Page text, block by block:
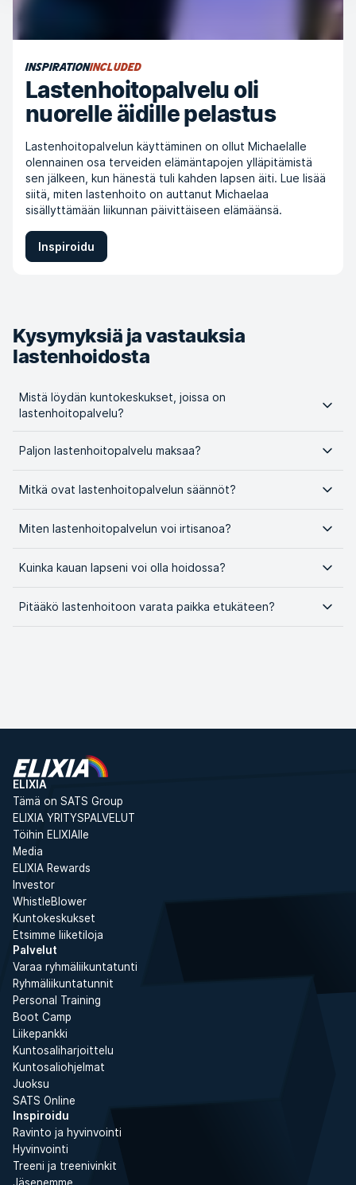
INSPIRATIONINCLUDED
Lastenhoitopalvelu oli
nuorelle äidille pelastus
Lastenhoitopalvelun käyttäminen on ollut Michaelalle
olennainen osa terveiden elämäntapojen ylläpitämistä
sen jälkeen, kun hänestä tuli kahden lapsen äiti. Lue lisää
siitä, miten lastenhoito on auttanut Michaelaa
sisällyttämään liikunnan päivittäiseen elämäänsä.
Inspiroidu
Kysymyksiä ja vastauksia
lastenhoidosta
Mistä löydän kuntokeskukset, joissa on
lastenhoitopalvelu?
Paljon lastenhoitopalvelu maksaa?
Mitkä ovat lastenhoitopalvelun säännöt?
Miten lastenhoitopalvelun voi irtisanoa?
Kuinka kauan lapseni voi olla hoidossa?
Pitääkö lastenhoitoon varata paikka etukäteen?
ELIXIA
Tämä on SATS Group
ELIXIA YRITYSPALVELUT
Töihin ELIXIAlle
Media
ELIXIA Rewards
Investor
WhistleBlower
Kuntokeskukset
Etsimme liiketiloja
Palvelut
Varaa ryhmäliikuntatunti
Ryhmäliikuntatunnit
Personal Training
Boot Camp
Liikepankki
Kuntosaliharjoittelu
Kuntosaliohjelmat
Juoksu
SATS Online
Inspiroidu
Ravinto ja hyvinvointi
Hyvinvointi
Treeni ja treenivinkit